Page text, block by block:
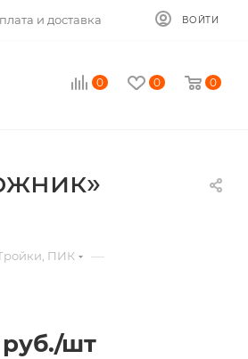
и доставка ВОЙТИ
0 0 0
ПИК —
руб./шт